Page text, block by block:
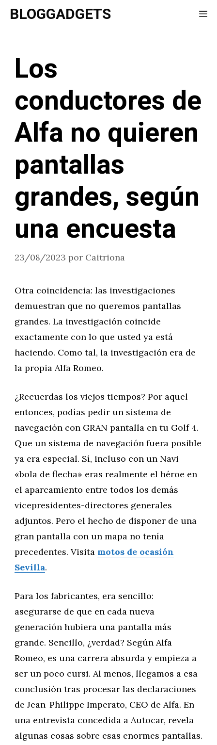
SaltarBLOGGADGETS
Los
conductores de
Alfa no quieren
pantallas
grandes, según
una encuesta
23/08/2023 por Caitriona
Otra coincidencia: las investigaciones
demuestran que no queremos pantallas
grandes. La investigación coincide
exactamente con lo que usted ya está
haciendo. Como tal, la investigación era de
la propia Alfa Romeo.
¿Recuerdas los viejos tiempos? Por aquel
entonces, podías pedir un sistema de
navegación con GRAN pantalla en tu Golf 4.
Que un sistema de navegación fuera posible
ya era especial. Sí, incluso con un Navi
«bola de flecha» eras realmente el héroe en
el aparcamiento entre todos los demás
vicepresidentes-directores generales
adjuntos. Pero el hecho de disponer de una
gran pantalla con un mapa no tenía
precedentes. Visita motos de ocasión
Sevilla.
Para los fabricantes, era sencillo:
asegurarse de que en cada nueva
generación hubiera una pantalla más
grande. Sencillo, ¿verdad? Según Alfa
Romeo, es una carrera absurda y empieza a
ser un poco cursi. Al menos, llegamos a esa
conclusión tras procesar las declaraciones
de Jean-Philippe Imperato, CEO de Alfa. En
una entrevista concedida a Autocar, revela
algunas cosas sobre esas enormes pantallas.